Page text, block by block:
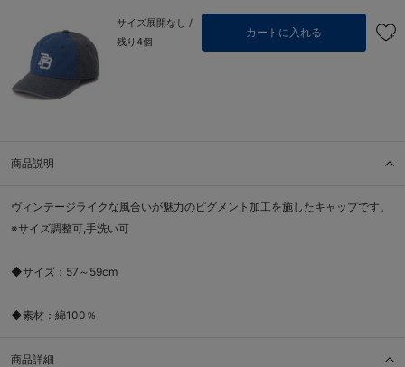
サイズ展開なし /
残り4個
カートに入れる
商品説明
ヴィンテージライクな風合いが魅力のピグメント加工を施したキャップです。
※サイズ調整可,手洗い可
◆サイズ：57～59cm
◆素材：綿100％
商品詳細